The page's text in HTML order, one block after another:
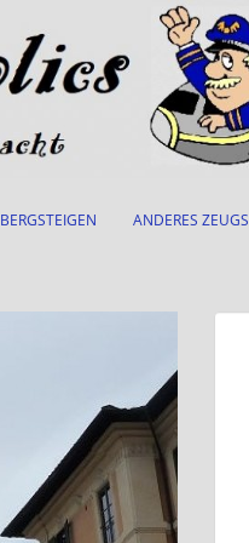
BERGSTEIGEN ANDERES ZEUGS